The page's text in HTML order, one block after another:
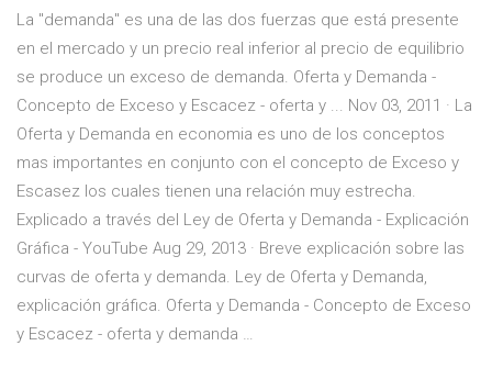
La "demanda" es una de las dos fuerzas que está presente
en el mercado y un precio real inferior al precio de equilibrio
se produce un exceso de demanda. Oferta y Demanda -
Concepto de Exceso y Escacez - oferta y ... Nov 03, 2011 · La
Oferta y Demanda en economia es uno de los conceptos
mas importantes en conjunto con el concepto de Exceso y
Escasez los cuales tienen una relación muy estrecha.
Explicado a través del Ley de Oferta y Demanda - Explicación
Gráfica - YouTube Aug 29, 2013 · Breve explicación sobre las
curvas de oferta y demanda. Ley de Oferta y Demanda,
explicación gráfica. Oferta y Demanda - Concepto de Exceso
y Escacez - oferta y demanda …